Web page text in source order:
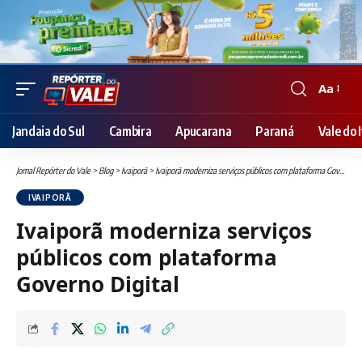
Font
Resizer
Aa
Jandaia do Sul Cambira Apucarana Paraná Vale do
Jornal Repórter do Vale> Blog> Ivaiporã> Ivaiporã moderniza serviços públicos com plataforma Governo Digital
IVAIPORÃ
Ivaiporã moderniza serviços
públicos com plataforma
Governo Digital